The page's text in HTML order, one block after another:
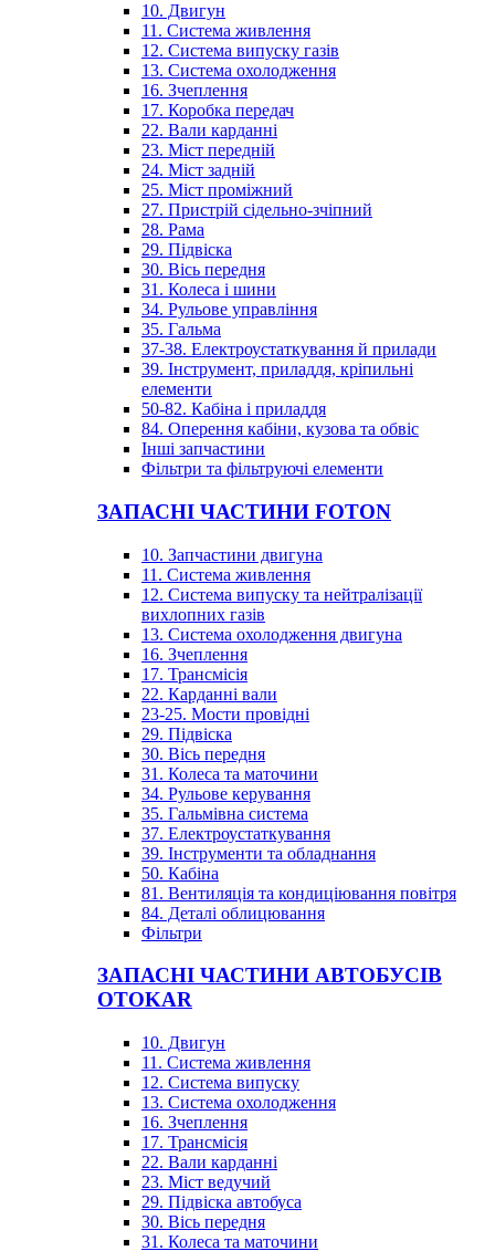
10. Двигун
11. Система живлення
12. Система випуску газів
13. Система охолодження
16. Зчеплення
17. Коробка передач
22. Вали карданні
23. Міст передній
24. Міст задній
25. Міст проміжний
27. Пристрій сідельно-зчіпний
28. Рама
29. Підвіска
30. Вісь передня
31. Колеса і шини
34. Рульове управління
35. Гальма
37-38. Електроустаткування й прилади
39. Інструмент, приладдя, кріпильні
елементи
50-82. Кабіна і приладдя
84. Оперення кабіни, кузова та обвіс
Інші запчастини
Фільтри та фільтруючі елементи
ЗАПАСНІ ЧАСТИНИ FOTON
10. Запчастини двигуна
11. Система живлення
12. Система випуску та нейтралізації
вихлопних газів
13. Система охолодження двигуна
16. Зчеплення
17. Трансмісія
22. Карданні вали
23-25. Мости провідні
29. Підвіска
30. Вісь передня
31. Колеса та маточини
34. Рульове керування
35. Гальмівна система
37. Електроустаткування
39. Інструменти та обладнання
50. Кабіна
81. Вентиляція та кондиціювання повітря
84. Деталі облицювання
Фільтри
ЗАПАСНІ ЧАСТИНИ АВТОБУСІВ
OTOKAR
10. Двигун
11. Система живлення
12. Система випуску
13. Система охолодження
16. Зчеплення
17. Трансмісія
22. Вали карданні
23. Міст ведучий
29. Підвіска автобуса
30. Вісь передня
31. Колеса та маточини